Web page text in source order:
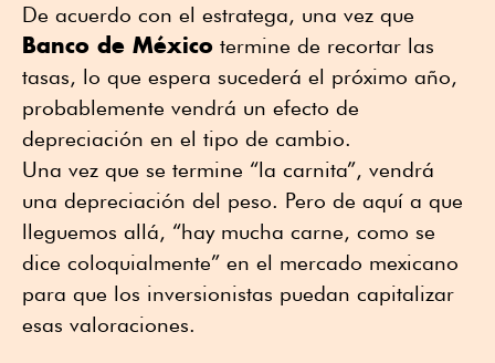
De acuerdo con el estratega, una vez que
Banco de México termine de recortar las
tasas, lo que espera sucederá el próximo año,
probablemente vendrá un efecto de
depreciación en el tipo de cambio.
Una vez que se termine “la carnita”, vendrá
una depreciación del peso. Pero de aquí a que
lleguemos allá, “hay mucha carne, como se
dice coloquialmente” en el mercado mexicano
para que los inversionistas puedan capitalizar
esas valoraciones.